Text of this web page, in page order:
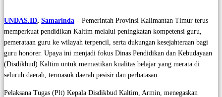
UNDAS.ID, Samarinda – Pemerintah Provinsi Kalimantan Timur terus
memperkuat pendidikan Kaltim melalui peningkatan kompetensi guru,
pemerataan guru ke wilayah terpencil, serta dukungan kesejahteraan bagi
guru honorer. Upaya ini menjadi fokus Dinas Pendidikan dan Kebudayaan
(Disdikbud) Kaltim untuk memastikan kualitas belajar yang merata di
seluruh daerah, termasuk daerah pesisir dan perbatasan.
Pelaksana Tugas (Plt) Kepala Disdikbud Kaltim, Armin, menegaskan